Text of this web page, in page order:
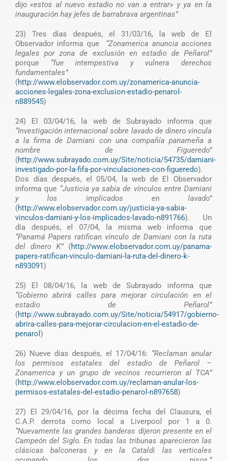
dijo «estos al nuevo estadio no van a entrar» y ya en la
inauguración hay jefes de barrabrava argentinas”
23) Tres días después, el 31/03/16, la web de El
Observador informa que “Zonamerica anuncia acciones
legales por zona de exclusión en estadio de Peñarol”
porque “fue intempestiva y vulnera derechos
fundamentales”
(http://www.elobservador.com.uy/zonamerica-anuncia-
acciones-legales-zona-exclusion-estadio-penarol-
n889545)
24) El 03/04/16, la web de Subrayado informa que
“Investigación internacional sobre lavado de dinero vincula
a la firma de Damiani con una compañía panameña a
nombre de Figueredo”
(http://www.subrayado.com.uy/Site/noticia/54735/damiani-
investigado-por-la-fifa-por-vinculaciones-con-figueredo).
Dos días después, el 05/04, la web de El Observador
informa que “Justicia ya sabía de vínculos entre Damiani
y los implicados en lavado”
(http://www.elobservador.com.uy/justicia-ya-sabia-
vinculos-damiani-y-los-implicados-lavado-n891766). Un
día después, el 07/04, la misma web informa que
“Panamá Papers ratifican vínculo de Damiani con la ruta
del dinero K”(http://www.elobservador.com.uy/panama-
papers-ratifican-vinculo-damiani-la-ruta-del-dinero-k-
n893091)
25) El 08/04/16, la web de Subrayado informa que
“Gobierno abrirá calles para mejorar circulación en el
estadio de Peñarol”
(http://www.subrayado.com.uy/Site/noticia/54917/gobierno-
abrira-calles-para-mejorar-circulacion-en-el-estadio-de-
penarol )
26) Nueve días después, el 17/04/16: “Reclaman anular
los permisos estatales del estadio de Peñarol –
Zonamerica y un grupo de vecinos recurrieron al TCA”
(http://www.elobservador.com.uy/reclaman-anular-los-
permisos-estatales-del-estadio-penarol-n897658)
27) El 29/04/16, por la décima fecha del Clausura, el
C.A.P. derrota como local a Liverpool por 1 a 0.
“Nuevamente las grandes banderas dijeron presente en el
Campeón del Siglo. En todas las tribunas aparecieron las
clásicas balconeras y en la Cataldi las verticales